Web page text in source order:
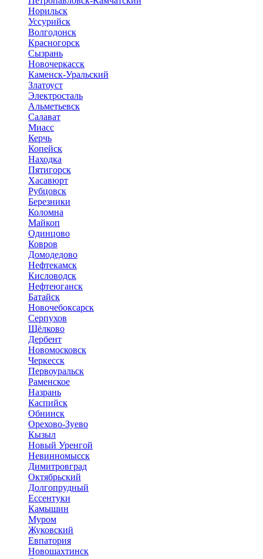
Норильск
Уссурийск
Волгодонск
Красногорск
Сызрань
Новочеркасск
Каменск-Уральский
Златоуст
Электросталь
Альметьевск
Салават
Миасс
Керчь
Копейск
Находка
Пятигорск
Хасавюрт
Рубцовск
Березники
Коломна
Майкоп
Одинцово
Ковров
Домодедово
Нефтекамск
Кисловодск
Нефтеюганск
Батайск
Новочебоксарск
Серпухов
Щёлково
Дербент
Новомосковск
Черкесск
Первоуральск
Раменское
Назрань
Каспийск
Обнинск
Орехово-Зуево
Кызыл
Новый Уренгой
Невинномысск
Димитровград
Октябрьский
Долгопрудный
Ессентуки
Камышин
Муром
Жуковский
Евпатория
Новошахтинск